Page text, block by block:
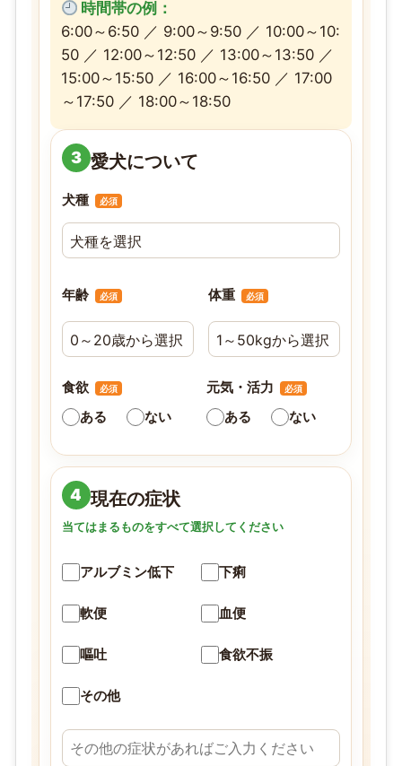
時間帯の例：
6:00～6:50 ／ 9:00～9:50 ／ 10:00～10:
50 ／ 12:00～12:50 ／ 13:00～13:50 ／
15:00～15:50 ／ 16:00～16:50 ／ 17:00
～17:50 ／ 18:00～18:50
3 愛犬について
犬種 必須
年齢 必須 体重 必須
食欲 必須
ある ない
元気・活力 必須
ある ない
4 現在の症状
当てはまるものをすべて選択してください
アルブミン低下 下痢
軟便 血便
嘔吐 食欲不振
その他